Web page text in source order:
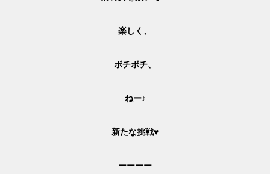
楽しく、
ボチボチ、
ねー♪
新たな挑戦♥
ーーーー